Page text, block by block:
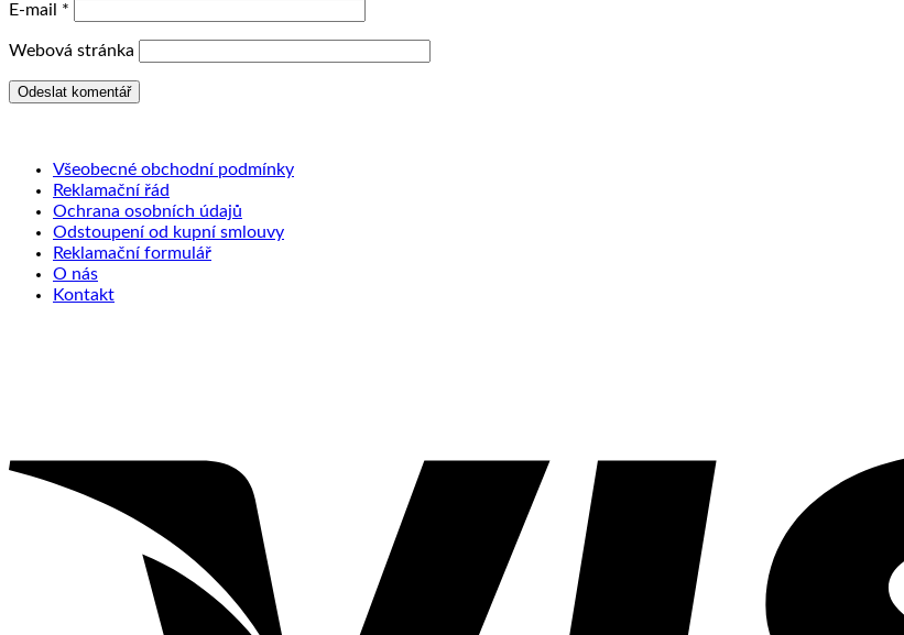
E-mail *
Webová stránka
Všeobecné obchodní podmínky
Reklamační řád
Ochrana osobních údajů
Odstoupení od kupní smlouvy
Reklamační formulář
O nás
Kontakt